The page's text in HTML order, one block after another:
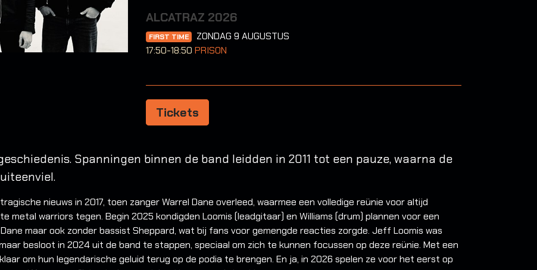
ALCATRAZ 2026
FIRST TIME
ZONDAG 9 AUGUSTUS
17:50-18:50 PRISON
Tickets
Spanningen binnen de band leidden in 2011 tot een pauze, waarna de
nieuws in 2017, toen zanger Warrel Dane overleed, waarmee een volledige reünie voor altijd
metal warriors tegen. Begin 2025 kondigden Loomis (leadgitaar) en Williams (drum) plannen voor een
maar ook zonder bassist Sheppard, wat bij fans voor gemengde reacties zorgde. Jeff Loomis was
besloot in 2024 uit de band te stappen, speciaal om zich te kunnen focussen op deze reünie. Met een
om hun legendarische geluid terug op de podia te brengen. En ja, in 2026 spelen ze voor het eerst op